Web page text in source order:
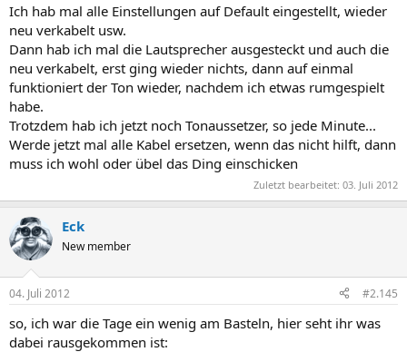
Ich hab mal alle Einstellungen auf Default eingestellt, wieder
neu verkabelt usw.
Dann hab ich mal die Lautsprecher ausgesteckt und auch die
neu verkabelt, erst ging wieder nichts, dann auf einmal
funktioniert der Ton wieder, nachdem ich etwas rumgespielt
habe.
Trotzdem hab ich jetzt noch Tonaussetzer, so jede Minute...
Werde jetzt mal alle Kabel ersetzen, wenn das nicht hilft, dann
muss ich wohl oder übel das Ding einschicken
Zuletzt bearbeitet: 03. Juli 2012
Eck
New member
04. Juli 2012 #2.145
so, ich war die Tage ein wenig am Basteln, hier seht ihr was
dabei rausgekommen ist: